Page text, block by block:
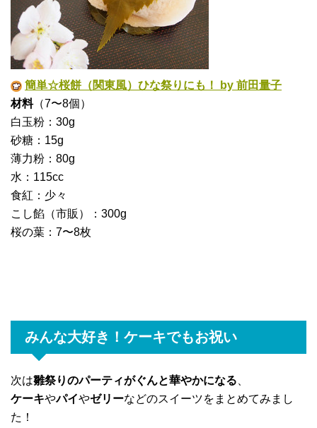
簡単☆桜餅（関東風）ひな祭りにも！ by 前田量子
材料（7〜8個）
白玉粉：30g
砂糖：15g
薄力粉：80g
水：115cc
食紅：少々
こし餡（市販）：300g
桜の葉：7〜8枚
みんな大好き！ケーキでもお祝い
次は雛祭りのパーティがぐんと華やかになる
ケーキやパイやゼリーなどのスイーツをまとめてみまし
た！